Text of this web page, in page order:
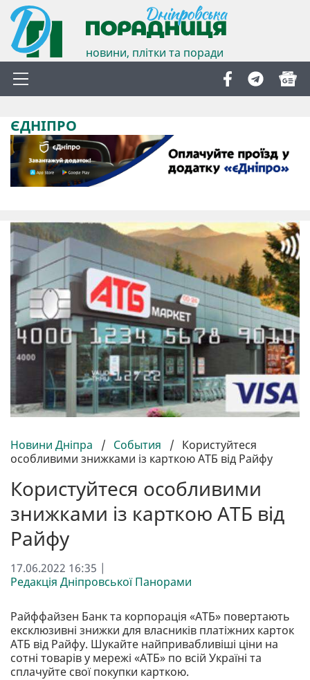
новини, плітки та поради
ЄДНІПРО
Новини Дніпра / События / Користуйтеся
особливими знижками із карткою АТБ від Райфу
Користуйтеся особливими
знижками із карткою АТБ від
Райфу
17.06.2022 16:35 |
Редакція Дніпровської Панорами
Райффайзен Банк та корпорація «АТБ» повертають
ексклюзивні знижки для власників платіжних карток
АТБ від Райфу. Шукайте найпривабливіші ціни на
сотні товарів у мережі «АТБ» по всій Україні та
сплачуйте свої покупки карткою.